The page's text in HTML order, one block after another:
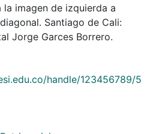
imagen de izquierda a
Santiago de Cali:
Jorge Garces Borrero.
handle/123456789/5